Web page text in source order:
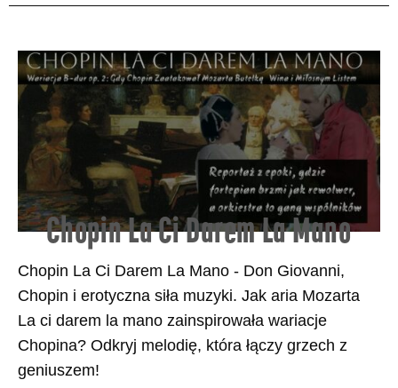
Chopin La Ci Darem La Mano
Chopin La Ci Darem La Mano - Don Giovanni,
Chopin i erotyczna siła muzyki. Jak aria Mozarta
La ci darem la mano zainspirowała wariacje
Chopina? Odkryj melodię, która łączy grzech z
geniuszem!